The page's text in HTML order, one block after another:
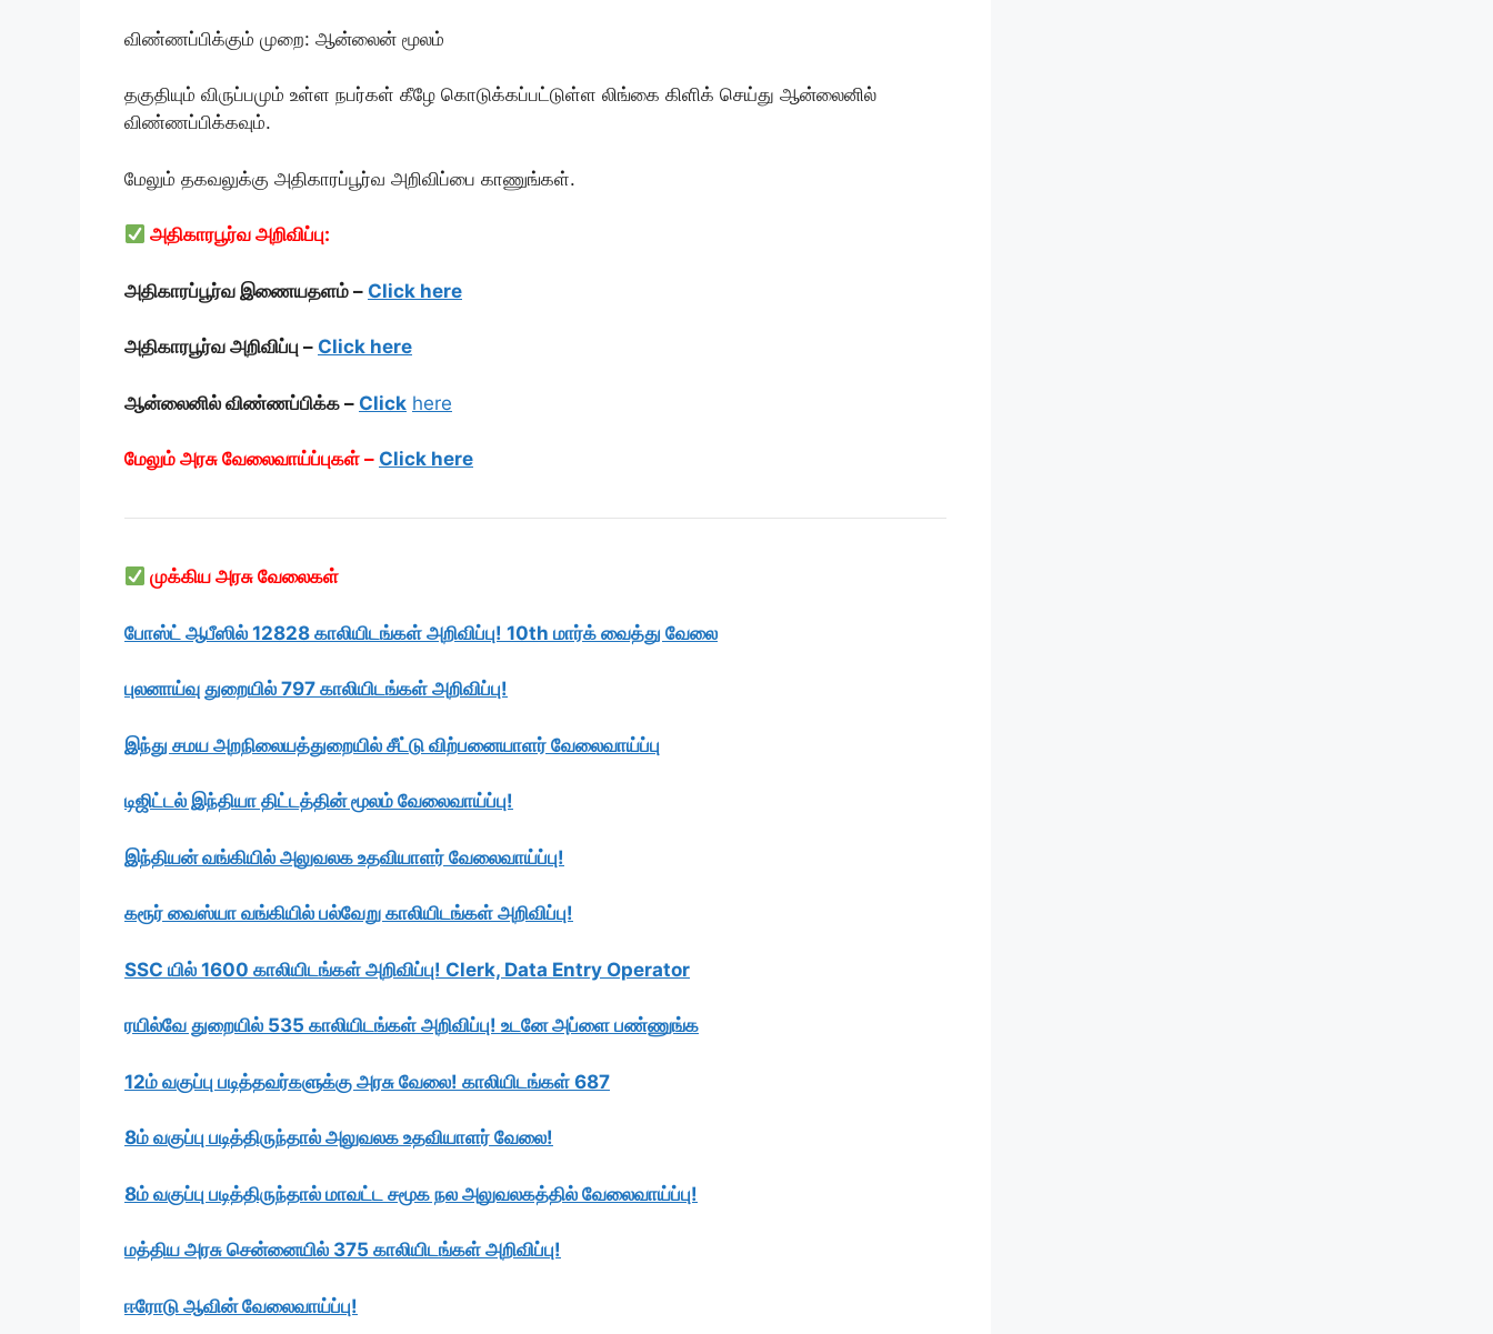
விண்ணப்பிக்கும் முறை: ஆன்லைன் மூலம்
தகுதியும் விருப்பமும் உள்ள நபர்கள் கீழே கொடுக்கப்பட்டுள்ள லிங்கை கிளிக் செய்து ஆன்லைனில்
விண்ணப்பிக்கவும்.
மேலும் தகவலுக்கு அதிகாரப்பூர்வ அறிவிப்பை காணுங்கள்.
அதிகாரபூர்வ அறிவிப்பு:
அதிகாரப்பூர்வ இணையதளம் – Click here
அதிகாரபூர்வ அறிவிப்பு – Click here
ஆன்லைனில் விண்ணப்பிக்க – Click here
மேலும் அரசு வேலைவாய்ப்புகள் – Click here
முக்கிய அரசு வேலைகள்
போஸ்ட் ஆபீஸில் 12828 காலியிடங்கள் அறிவிப்பு! 10th மார்க் வைத்து வேலை
புலனாய்வு துறையில் 797 காலியிடங்கள் அறிவிப்பு!
இந்து சமய அறநிலையத்துறையில் சீட்டு விற்பனையாளர் வேலைவாய்ப்பு
டிஜிட்டல் இந்தியா திட்டத்தின் மூலம் வேலைவாய்ப்பு!
இந்தியன் வங்கியில் அலுவலக உதவியாளர் வேலைவாய்ப்பு!
கரூர் வைஸ்யா வங்கியில் பல்வேறு காலியிடங்கள் அறிவிப்பு!
SSC யில் 1600 காலியிடங்கள் அறிவிப்பு! Clerk, Data Entry Operator
ரயில்வே துறையில் 535 காலியிடங்கள் அறிவிப்பு! உடனே அப்ளை பண்ணுங்க
12ம் வகுப்பு படித்தவர்களுக்கு அரசு வேலை! காலியிடங்கள் 687
8ம் வகுப்பு படித்திருந்தால் அலுவலக உதவியாளர் வேலை!
8ம் வகுப்பு படித்திருந்தால் மாவட்ட சமூக நல அலுவலகத்தில் வேலைவாய்ப்பு!
மத்திய அரசு சென்னையில் 375 காலியிடங்கள் அறிவிப்பு!
ஈரோடு ஆவின் வேலைவாய்ப்பு!